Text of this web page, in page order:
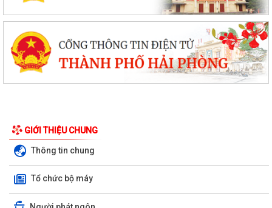
GIỚI THIỆU CHUNG
Thông tin chung
Tổ chức bộ máy